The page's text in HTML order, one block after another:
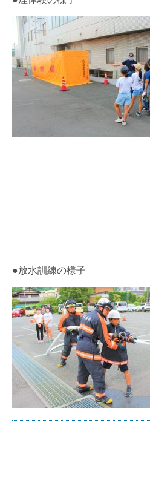
●放水訓練の様子